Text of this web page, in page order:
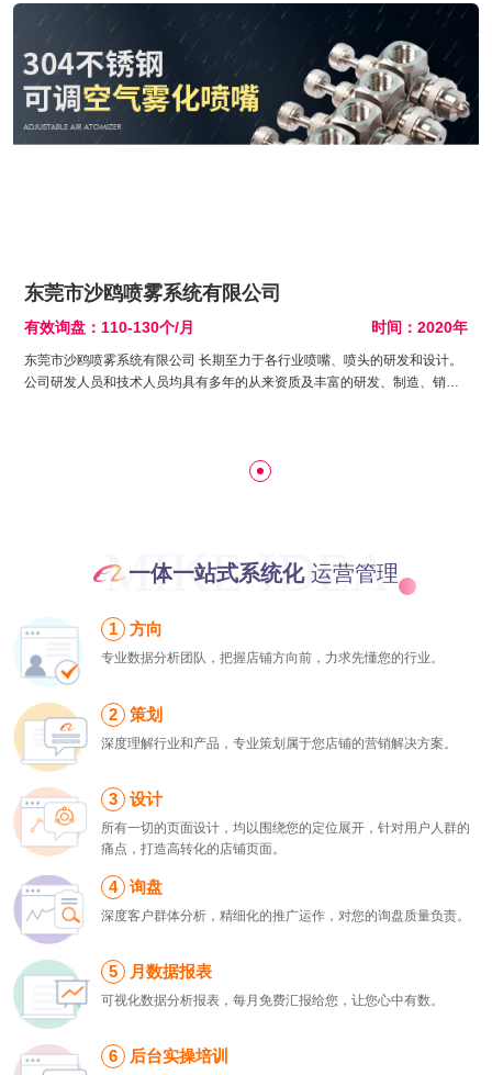
东莞市沙鸥喷雾系统有限公司
有效询盘：110-130个/月 时间：2020年
东莞市沙鸥喷雾系统有限公司 长期至力于各行业喷嘴、喷头的研发和设计。
公司研发人员和技术人员均具有多年的从来资质及丰富的研发、制造、销售
MIKE IDEA
一体一站式系统化运营管理
方向
专业数据分析团队，把握店铺方向前，力求先懂您的行业。
策划
深度理解行业和产品，专业策划属于您店铺的营销解决方案。
设计
所有一切的页面设计，均以围绕您的定位展开，针对用户人群的
痛点，打造高转化的店铺页面。
询盘
深度客户群体分析，精细化的推广运作，对您的询盘质量负责。
月数据报表
可视化数据分析报表，每月免费汇报给您，让您心中有数。
后台实操培训